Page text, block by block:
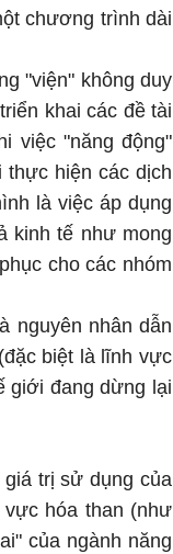
chương trình dài
"viện" không duy
khai các đề tài
việc "năng động"
thực hiện các dịch
là việc áp dụng
kinh tế như mong
cho các nhóm
nguyên nhân dẫn
biệt là lĩnh vực
giới đang dừng lại
trị sử dụng của
hóa than (như
của ngành năng